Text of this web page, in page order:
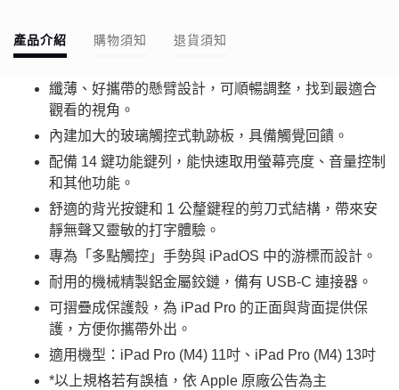
產品介紹 購物須知 退貨須知
纖薄、好攜帶的懸臂設計，可順暢調整，找到最適合
觀看的視角。
內建加大的玻璃觸控式軌跡板，具備觸覺回饋。
配備 14 鍵功能鍵列，能快速取用螢幕亮度、音量控制
和其他功能。
舒適的背光按鍵和 1 公釐鍵程的剪刀式結構，帶來安
靜無聲又靈敏的打字體驗。
專為「多點觸控」手勢與 iPadOS 中的游標而設計。
耐用的機械精製鋁金屬鉸鏈，備有 USB-C 連接器。
可摺疊成保護殼，為 iPad Pro 的正面與背面提供保
護，方便你攜帶外出。
適用機型：iPad Pro (M4) 11吋、 iPad Pro (M4) 13吋
*以上規格若有誤植，依 Apple 原廠公告為主